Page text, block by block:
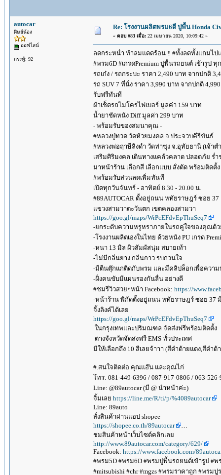
autocar
ศิษย์น้อง
ออฟไลน์
กระทู้: 92
Re: โรงงานผลิตพรม6ดี ปูพื้น Honda
« ตอบ #83 เมื่อ: 22 เมษายน 2020, 10:09:42 »
ลดกระหน่ำ ท้าลมแดดร้อน ‼️ #ทั้งลดทั้งแถมไป
#พรม6D #เกรดPremium ปูพื้นรถยนต์ เข้ารูป ทุ
รถเก๋ง / รถกระบะ ราคา 2,490 บาท จากปกติ
รถ SUV 7 ที่นั่ง ราคา 3,990 บาท จากปกติ
รับฟรีทันที
ผ้าเช็ดรถไมโครไฟเบอร์ มูลค่า 159 บาท
น้ำยาชัดหนัง Diff มูลค่า 299 บาท
- พร้อมรับของสมนาคุณ -
#หลวงปู่ทวด วัดห้วยมงคล จ.ประจวบคีรีขันธ์
#หลวงพ่อฤาษีลิงดำ วัดท่าซุง จ.อุทัยธานี (เจ้าต
เสริมศิริมงคล เดินทางแคล้วคลาด ปลอดภัย ร่ำ
มาหน้าร้าน เลือกสี เลือกแบบ สั่งตัด พร้อมติดตั้ง
#พร้อมรับส่วนลดเพิ่มทันที
เปิดทุกวันจันทร์ - อาทิตย์ 8.30 - 20.00 น.
#89AUTOCAR ตั้งอยู่ถนน หทัยราษฎร์ ซอย 37
แขวงสามวาตะวันตก เขตคลองสามวา
https://goo.gl/maps/WrPcEFdvEpThuSeq7
-ยกระดับความหรูหราภายในรถคู่ใจของคุณด้ว
-โรงงานผลิตเองในไทย ด้วยหนัง PU เกรด
-หนา 13 มิล ผิวสัมผัสนุ่ม สบายเท้า
-ไม่มีกลิ่นยาง กลิ่นกาว รบกวนใจ
-มีตีนตุ๊กแกติดกับพรม และมีคลิปล็อกเพื่อควา
-ฝั่งคนขับมีแผ่นรองกันลื่น อย่างดี
#ชมรีวิวสวยๆหน้า Facebook: https://
-หน้าร้าน พิกัดตั้งอยู่ถนน หทัยราษฎร์ ซอย 37
จิ้งลิงค์ได้เลย
https://goo.gl/maps/WrPcEFdvEpThuSeq7
ในกรุงเทพและปริมณฑล จัดส่งฟรีพร้อมติดตั้ง
ต่างจังหวัดจัดส่งฟรี EMS ทั่วประเทศ
มีให้เลือกถึง 10 สีเลยจ้าาา (สีดำด้ายแดง,สีด
#.สนใจติดต่อ คุณแอ๊น และคุณไก่
โทร: 081-449-6396 / 087-917-0806 / 063-
Line: @89autocar (มี @ นำหน้าค่ะ)
จิ้มเลย https://line.me/R/ti/p/%4089autocar
Line: 89auto
สั่งสินค้าผ่านแอป shopee
https://shopee.co.th/89autocar
…
ชมสินค้าหน้าเว็บไซด์คลิกเลย
http://www.89autocar.com/category/629/
Facebook: https://www.facebook.com/
#พรม5D #พรม6D #พรมปูพื้นรถยนต์เข้ารูป #พร
#mitsubishi #chr #mgzs #พรมราคาถูก #พรม